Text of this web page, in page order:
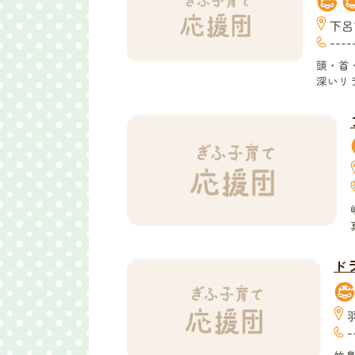
下
頭・首
深いリ
ド